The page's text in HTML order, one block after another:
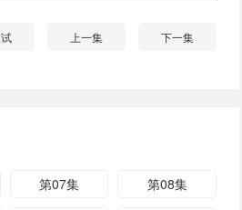
上一集 下一集
第07集 第08集